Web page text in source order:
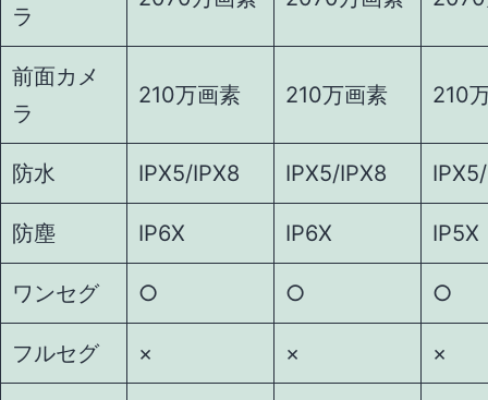
ラ
前面カメ
ラ
210万画素 210万画素 210
防水 IPX5/IPX8 IPX5/IPX8
防塵 IP6X IP6X IP5X
ワンセグ ○ ○ ○
フルセグ × × ×